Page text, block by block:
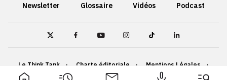
Newsletter Glossaire Vidéos Podcast
Le Think Tank Charte éditoriale
Mentions Légales